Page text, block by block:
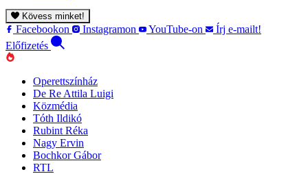
Kövess minket!
Facebookon Instagramon YouTube-on
Írj e-mailt!
Előfizetés
Operettszínház
De Re Attila Luigi
Közmédia
Tóth Ildikó
Rubint Réka
Nagy Ervin
Bochkor Gábor
RTL